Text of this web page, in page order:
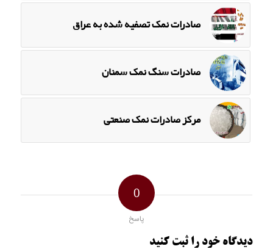
صادرات نمک تصفیه شده به عراق
صادرات سنگ نمک سمنان
مرکز صادرات نمک صنعتی
0
پاسخ
دیدگاه خود را ثبت کنید